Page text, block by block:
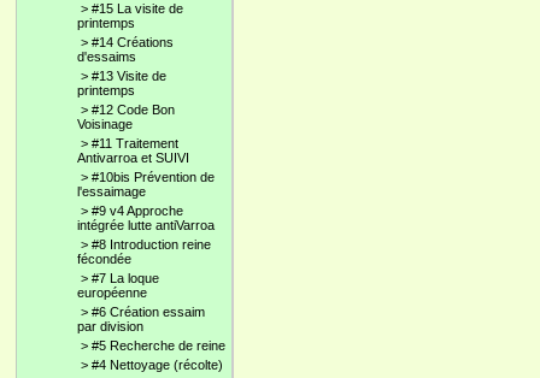
> #15 La visite de
printemps
> #14 Créations
d'essaims
> #13 Visite de
printemps
> #12 Code Bon
Voisinage
> #11 Traitement
Antivarroa et SUIVI
> #10bis Prévention de
l'essaimage
> #9 v4 Approche
intégrée lutte antiVarroa
> #8 Introduction reine
fécondée
> #7 La loque
européenne
> #6 Création essaim
par division
> #5 Recherche de reine
> #4 Nettoyage (récolte)